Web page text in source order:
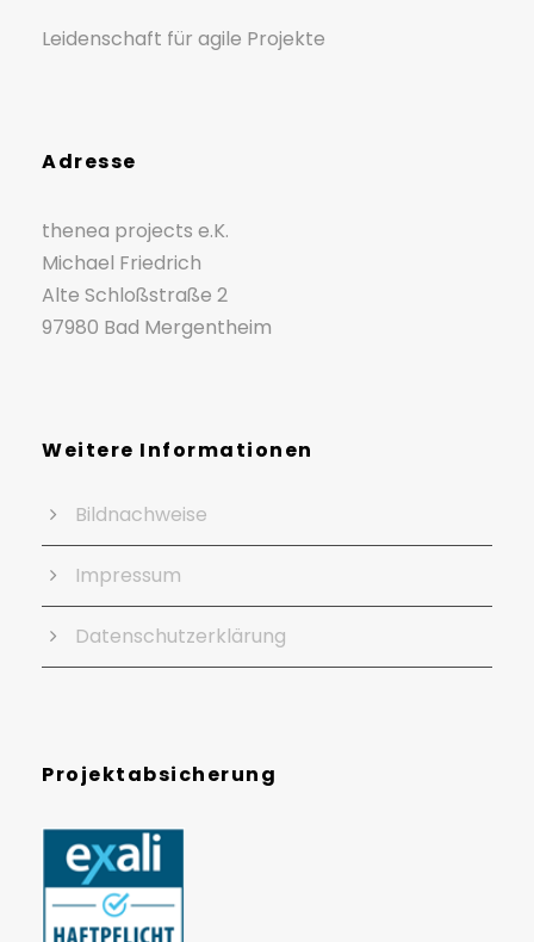
Leidenschaft für agile Projekte
Adresse
thenea projects e.K.
Michael Friedrich
Alte Schloßstraße 2
97980 Bad Mergentheim
Weitere Informationen
Bildnachweise
Impressum
Datenschutzerklärung
Projektabsicherung